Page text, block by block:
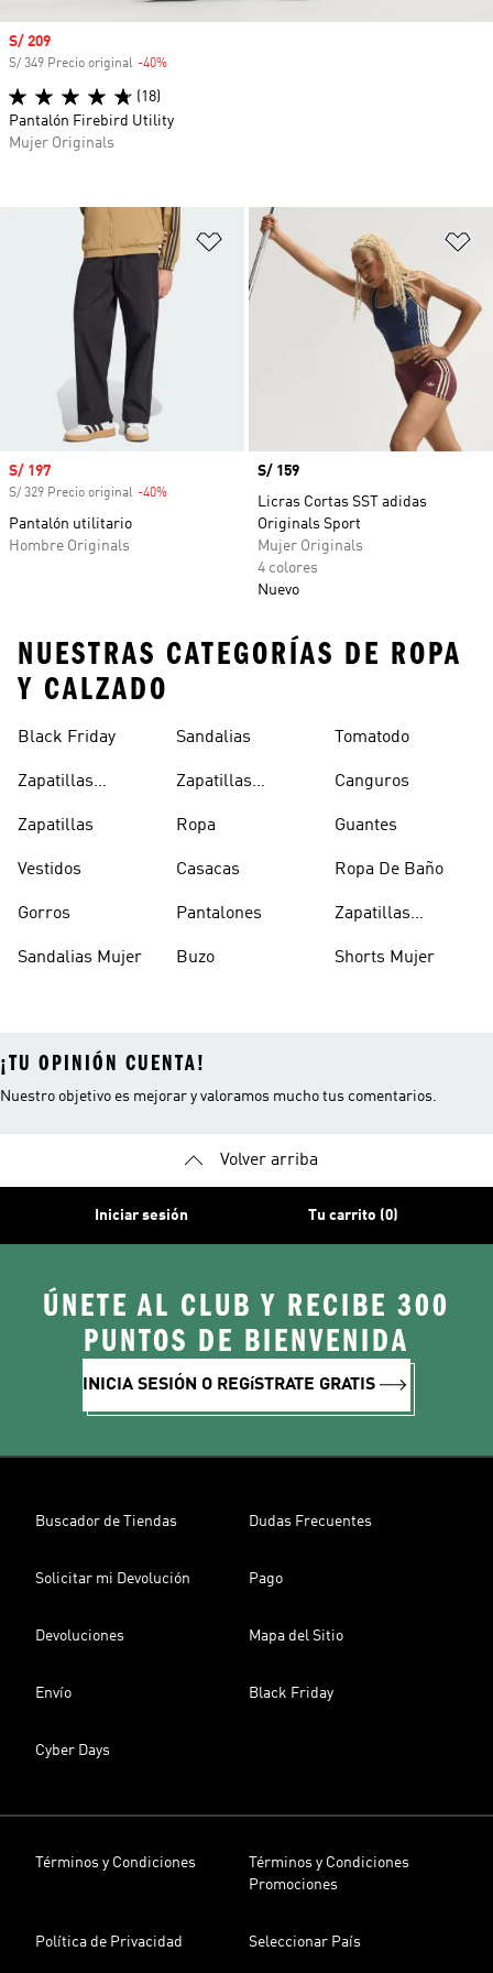
Añadir a la lista de deseos
Precio de venta
S/ 197
S/ 329 Precio original -40%
Pantalón utilitario
Hombre Originals
Precio
S/ 159
Licras Cortas SST adidas
Originals Sport
Mujer Originals
4 colores
Nuevo
Precio de venta
S/ 209
S/ 349 Precio original -40%
(18)
Pantalón Firebird Utility
Mujer Originals
NUESTRAS CATEGORÍAS DE ROPA
Y CALZADO
Black Friday
Zapatillas
Zapatillas
Vestidos
Gorros
Sandalias Mujer
Sandalias
Zapatillas
Ropa
Casacas
Pantalones
Buzo
Tomatodo
Canguros
Guantes
Ropa De Baño
Zapatillas
Shorts Mujer
¡TU OPINIÓN CUENTA!
Nuestro objetivo es mejorar y valoramos mucho tus comentarios.
Volver arriba
Iniciar sesión Tu carrito (0)
ÚNETE AL CLUB Y RECIBE 300
PUNTOS DE BIENVENIDA
INICIA SESIÓN O REGíSTRATE GRATIS
Buscador de Tiendas Dudas Frecuentes
Solicitar mi Devolución Pago
Devoluciones Mapa del Sitio
Envío Black Friday
Cyber Days
Términos y Condiciones
Términos y Condiciones
Promociones
Política de Privacidad Seleccionar País